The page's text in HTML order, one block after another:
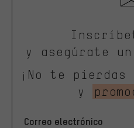
y asegúrate
¡No te pierdas
y
Correo electrónico